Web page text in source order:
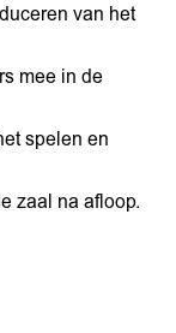
van het
mee in de
spelen en
zaal na afloop.